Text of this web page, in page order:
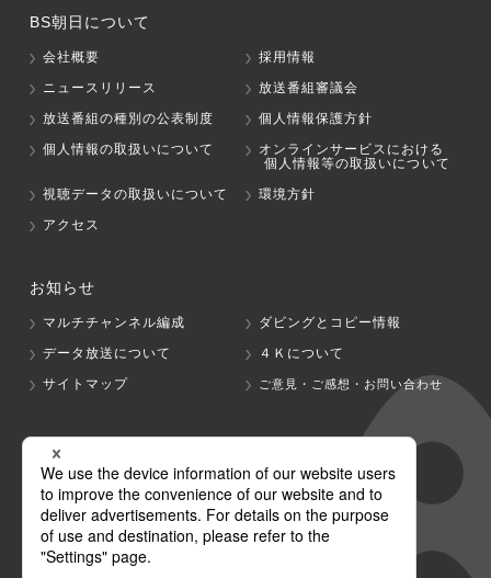
BS朝日について
会社概要
採用情報
ニュースリリース
放送番組審議会
放送番組の種別の公表制度
個人情報保護方針
個人情報の取扱いについて
オンラインサービスにおける
個人情報等の取扱いについて
視聴データの取扱いについて
環境方針
アクセス
お知らせ
マルチチャンネル編成
ダビングとコピー情報
データ放送について
４Ｋについて
サイトマップ
ご意見・ご感想・お問い合わせ
グループ会社
テレビ朝日 テレ朝チャンネル